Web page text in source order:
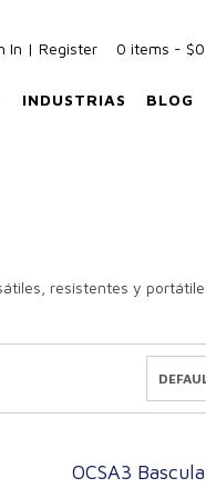
In | Register 0 items -
INDUSTRIAS BLOG
resistentes y
OCSA3